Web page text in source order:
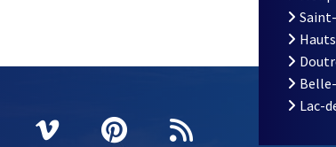
fenêtrefenêtre
une nouvelle fenêtre
une nouvelle fenêtre
Vimeo
, Ouvre une nouvelle
Pinterest
, Ouvre une
Flux RSS
Lac-